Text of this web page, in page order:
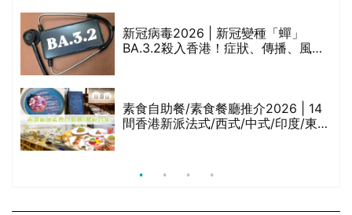
新冠病毒2026 | 新冠變種「蟬」
BA.3.2殺入香港！症狀、傳播、風險
素食自助餐/素食餐廳推介2026 | 14
間香港新派法式/西式/中式/印度/東南